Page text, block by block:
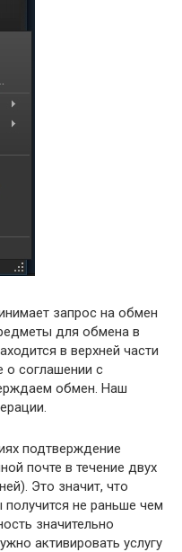
запрос на обмен
для обмена в
в верхней части
о соглашении с
обмен. Наш
подтверждение
почте в течение двух
Это значит, что
не раньше чем
значительно
активировать услугу